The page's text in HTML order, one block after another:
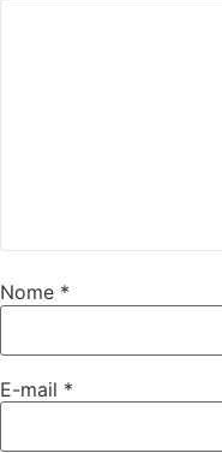
Nome *
E-mail *